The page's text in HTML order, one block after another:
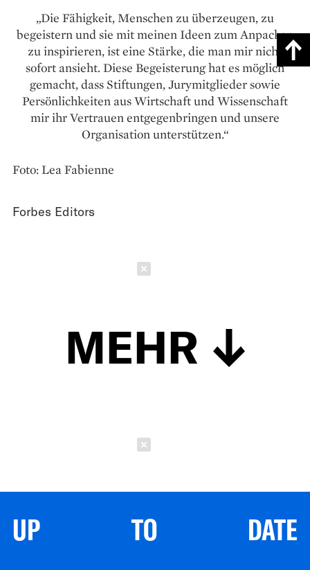
„Die Fähigkeit, Menschen zu überzeugen, zu
begeistern und sie mit meinen Ideen zum Anpacken
zu inspirieren, ist eine Stärke, die man mir nicht
sofort ansieht. Diese Begeisterung hat es möglich
gemacht, dass Stiftungen, Jurymitglieder sowie
Persönlichkeiten aus Wirtschaft und Wissenschaft
mir ihr Vertrauen entgegenbringen und unsere
Organisation unterstützen.“
Foto: Lea Fabienne
Forbes Editors
MEHR
UP TO DATE